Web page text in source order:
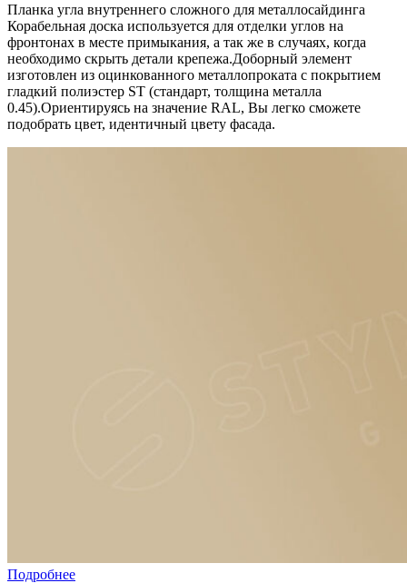
Планка угла внутреннего сложного для металлосайдинга
Корабельная доска используется для отделки углов на
фронтонах в месте примыкания, а так же в случаях, когда
необходимо скрыть детали крепежа.Доборный элемент
изготовлен из оцинкованного металлопроката c покрытием
гладкий полиэстер ST (стандарт, толщина металла
0.45).Ориентируясь на значение RAL, Вы легко cможете
подобрать цвет, идентичный цвету фасада.
Подробнее